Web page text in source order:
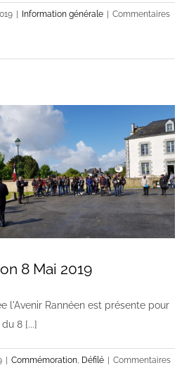
Information générale
Commentaires
8 Mai 2019
l'Avenir Rannéen est présente pour
8 [...]
| Commémoration, Défilé | Commentaires